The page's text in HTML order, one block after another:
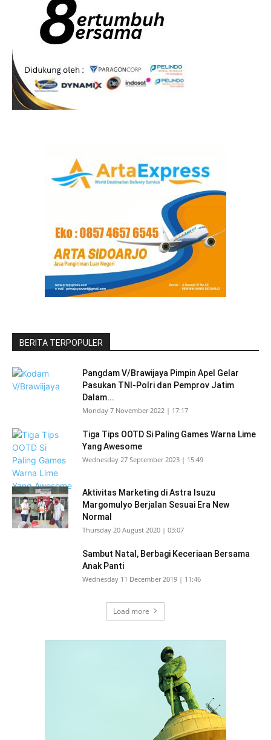
BERITA TERPOPULER
Pangdam V/Brawijaya Pimpin Apel Gelar
Pasukan TNI-Polri dan Pemprov Jatim
Dalam...
Monday 7 November 2022 | 17:17
Tiga Tips OOTD Si Paling Games Warna Lime
Yang Awesome
Wednesday 27 September 2023 | 15:49
Aktivitas Marketing di Astra Isuzu
Margomulyo Berjalan Sesuai Era New
Normal
Thursday 20 August 2020 | 03:07
Sambut Natal, Berbagi Keceriaan Bersama
Anak Panti
Wednesday 11 December 2019 | 11:46
Load more